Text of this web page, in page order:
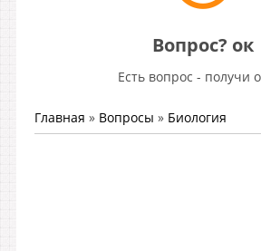
Вопрос? ок
Есть вопрос - получи
Главная » Вопросы » Биология